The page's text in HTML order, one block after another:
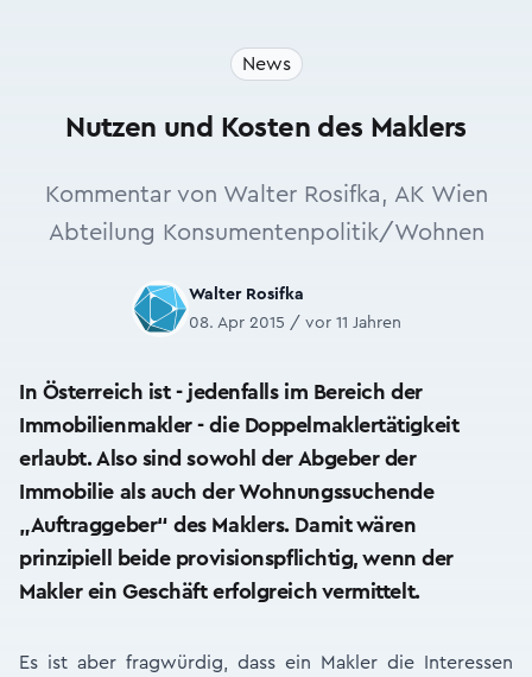
News
Nutzen und Kosten des Maklers
Kommentar von Walter Rosifka, AK Wien
Abteilung Konsumentenpolitik/Wohnen
Walter Rosifka
08. Apr 2015 / vor 11 Jahren
In Österreich ist - jedenfalls im Bereich der
Immobilienmakler - die Doppelmaklertätigkeit
erlaubt. Also sind sowohl der Abgeber der
Immobilie als auch der Wohnungssuchende
„Auftraggeber“ des Maklers. Damit wären
prinzipiell beide provisionspflichtig, wenn der
Makler ein Geschäft erfolgreich vermittelt.
Es ist aber fragwürdig, dass ein Makler die Interessen